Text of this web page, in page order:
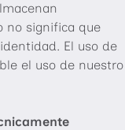
no significa que
El uso de
el uso de nuestro